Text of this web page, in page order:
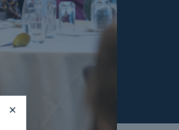
×